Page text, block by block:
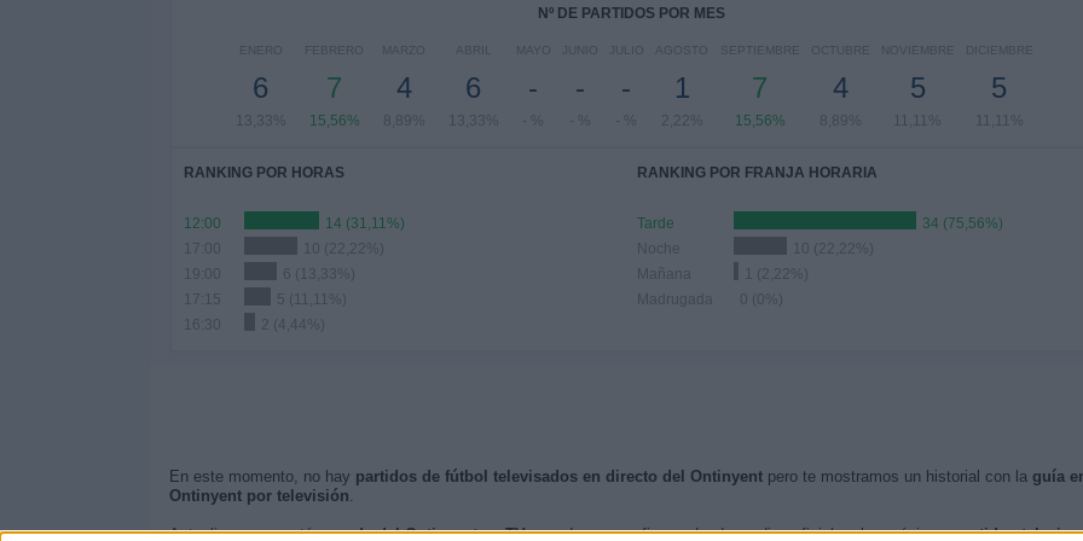
Nº DE PARTIDOS POR MES
ENERO
6
13,33%
FEBRERO
7
15,56%
MARZO
4
8,89%
ABRIL
6
13,33%
MAYO
-
- %
JUNIO
-
- %
JULIO
-
- %
AGOSTO
1
2,22%
SEPTIEMBRE
7
15,56%
OCTUBRE
4
8,89%
NOVIEMBRE
5
11,11%
DICIEMBRE
5
11,11%
RANKING POR HORAS
12:00
14 (31,11%)
17:00
10 (22,22%)
19:00
6 (13,33%)
17:15
5 (11,11%)
16:30
2 (4,44%)
RANKING POR FRANJA HORARIA
Tarde
34 (75,56%)
Noche
10 (22,22%)
Mañana
1 (2,22%)
Madrugada
0 (0%)
En este momento, no hay partidos de fútbol televisados en directo del Ontinyentpero te mostramos un historial con la guía
Ontinyent por televisión.
Actualizaremos estáagenda del Ontinyent en TVcuando nos confirmen desde medios oficiales, los próximospartidos